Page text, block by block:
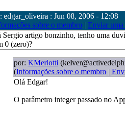
edgar_oliveira : Jun 08, 2006 - 12:08
sobre o membro | Enviar uma
Sergio artigo bonzinho, tenho uma
0 (zero)?
por: KMerlotti
(Informações sobre o membro|
Olá Edgar!
O parâmetro integer passado no